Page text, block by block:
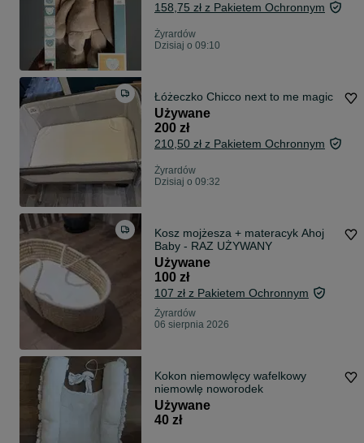
158,75 zł z Pakietem Ochronnym
Żyrardów
Dzisiaj o 09:10
Łóżeczko Chicco next to me magic
Używane
200 zł
210,50 zł z Pakietem Ochronnym
Żyrardów
Dzisiaj o 09:32
Kosz mojżesza + materacyk Ahoj
Baby - RAZ UŻYWANY
Używane
100 zł
107 zł z Pakietem Ochronnym
Żyrardów
06 sierpnia 2026
Kokon niemowlęcy wafelkowy
niemowlę noworodek
Używane
40 zł